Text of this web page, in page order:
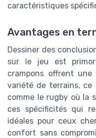
caractéristiques
Avantages en
Dessiner des
sur le jeu est
crampons offrent
variété de terrains,
comme le rugby où la
ces spécificités qui
idéales pour ceux
confort sans